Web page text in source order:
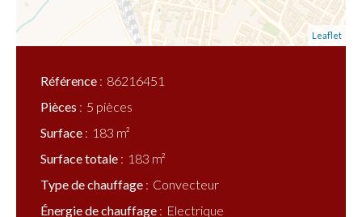
Leaflet
Référence
86216451
Pièces
5 pièces
Surface
183 m²
Surface totale
183 m²
Type de chauffage
Convecteur
Énergie de chauffage
Electrique